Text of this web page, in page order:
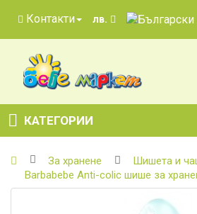
Контакти лв.
КАТЕГОРИИ
За хранене
Шишета и
Barbabebe Anti-colic шише за